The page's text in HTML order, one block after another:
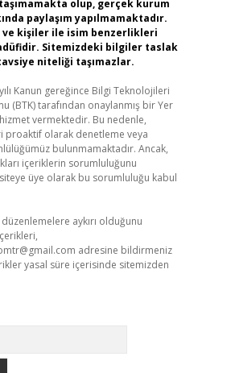
olup, gerçek kurum
paylaşım yapılmamaktadır.
ve kişiler ile isim benzerlikleri
Sitemizdeki bilgiler taslak
niteliği taşımazlar.
Kanun gereğince Bilgi Teknolojileri
(BTK) tarafından onaylanmış bir Yer
hizmet vermektedir. Bu nedenle,
proaktif olarak denetleme veya
bulunmamaktadır. Ancak,
içeriklerin sorumluluğunu
üye olarak bu sorumluluğu kabul
aykırı olduğunu
adresine bildirmeniz
yasal süre içerisinde sitemizden